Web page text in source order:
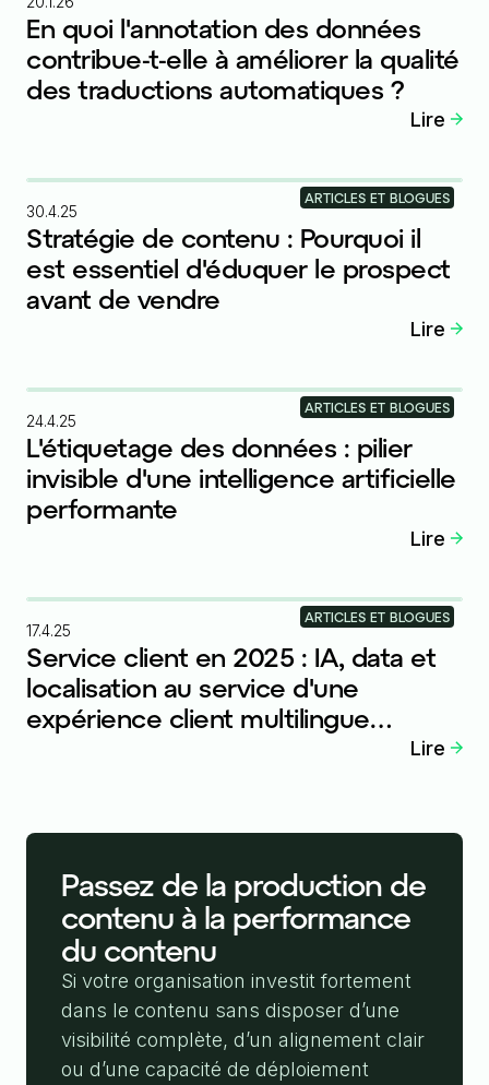
En quoi l'annotation des données
contribue-t-elle à améliorer la qualité
des traductions automatiques ?
Lire
30.4.25
Stratégie de contenu : Pourquoi il
est essentiel d'éduquer le prospect
avant de vendre
Lire
ARTICLES ET BLOGUES
24.4.25
L'étiquetage des données : pilier
invisible d'une intelligence artificielle
performante
Lire
ARTICLES ET BLOGUES
17.4.25
Service client en 2025 : IA, data et
localisation au service d'une
expérience client multilingue
Lire
ARTICLES ET BLOGUES
Passez de la production de
contenu à la performance
du contenu
Si votre organisation investit fortement
dans le contenu sans disposer d’une
visibilité complète, d’un alignement clair
ou d’une capacité de déploiement